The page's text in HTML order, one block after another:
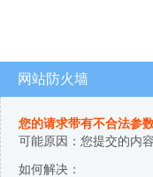
网站防火墙
您的请求带有不合法参
可能原因：您提交的内
如何解决：